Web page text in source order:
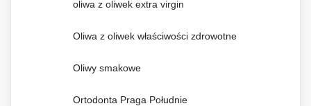
oliwa z oliwek extra virgin
Oliwa z oliwek właściwości zdrowotne
Oliwy smakowe
Ortodonta Praga Południe